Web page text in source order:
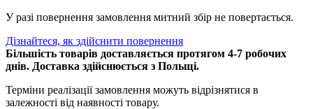
У разі повернення замовлення митний збір не повертається.
Дізнайтеся, як здійснити повернення
Більшість товарів доставляється протягом 4-7 робочих
днів. Доставка здійснюється з Польщі.
Терміни реалізації замовлення можуть відрізнятися в
залежності від наявності товару.